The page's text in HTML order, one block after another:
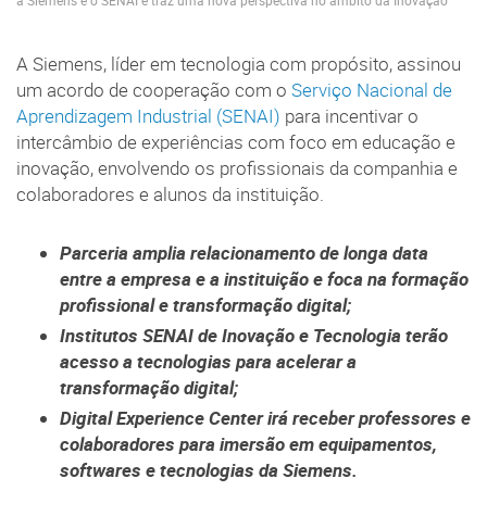
A Siemens, líder em tecnologia com propósito, assinou
um acordo de cooperação com o Serviço Nacional de
Aprendizagem Industrial (SENAI) para incentivar o
intercâmbio de experiências com foco em educação e
inovação, envolvendo os profissionais da companhia e
colaboradores e alunos da instituição.
Parceria amplia relacionamento de longa data
entre a empresa e a instituição e foca na formação
profissional e transformação digital;
Institutos SENAI de Inovação e Tecnologia terão
acesso a tecnologias para acelerar a
transformação digital;
Digital Experience Center irá receber professores e
colaboradores para imersão em equipamentos,
softwares e tecnologias da Siemens.